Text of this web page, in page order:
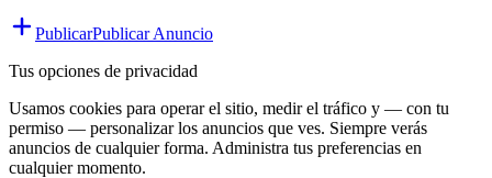
PublicarPublicar Anuncio
Tus opciones de privacidad
Usamos cookies para operar el sitio, medir el tráfico y — con tu
permiso — personalizar los anuncios que ves. Siempre verás
anuncios de cualquier forma. Administra tus preferencias en
cualquier momento.